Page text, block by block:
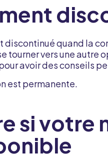
discontinué quand la
tourner vers une
avoir des conseils
est permanente.
si votre